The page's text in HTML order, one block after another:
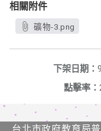
相關附件
礦物-3.png
下架日期：
點擊率：